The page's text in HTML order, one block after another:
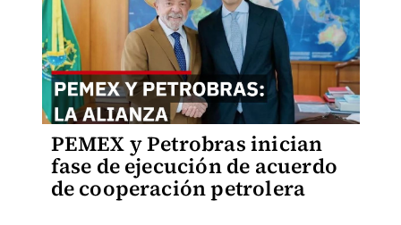
PEMEX y Petrobras inician
fase de ejecución de acuerdo
de cooperación petrolera